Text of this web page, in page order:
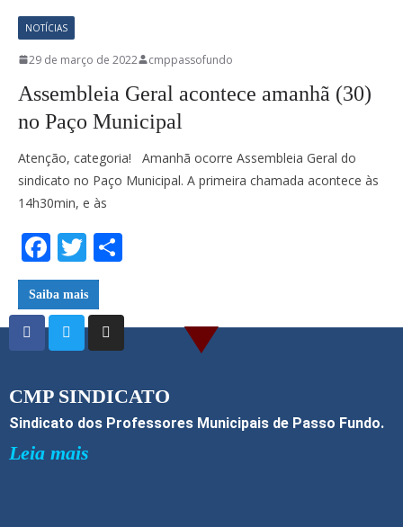
NOTÍCIAS
29 de março de 2022 cmppassofundo
Assembleia Geral acontece amanhã (30)
no Paço Municipal
Atenção, categoria! Amanhã ocorre Assembleia Geral do
sindicato no Paço Municipal. A primeira chamada acontece às
14h30min, e às
F
ac
e
b
o
o
k
T
w
itt
er
ar
e
Saiba mais
CMP SINDICATO
Sindicato dos Professores Municipais de Passo Fundo.
Leia mais